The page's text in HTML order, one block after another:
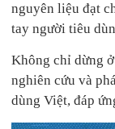
nguyên liệu đạt
tay người tiêu
Không chỉ dừng
nghiên cứu và
dùng Việt, đáp